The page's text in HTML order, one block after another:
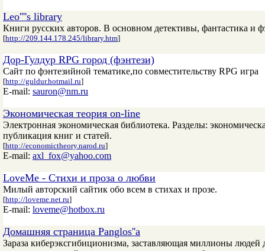
Leo''''s library
Книги русских авторов. В основном детективы, фантастика и
[http://209.144.178.245/library.htm]
Дор-Гулдур RPG город (фэнтези)
Сайт по фэнтезийной тематике,по совместительству RPG игра
[http://guldur.hotmail.ru]
E-mail: sauron@nm.ru
Экономическая теория on-line
Электронная экономическая библиотека. Разделы:
публикация книг и статей.
[http://economictheory.narod.ru]
E-mail: axl_fox@yahoo.com
LoveMe - Стихи и проза о любви
Милый авторский сайтик обо всем в стихах и прозе.
[http://loveme.net.ru]
E-mail: loveme@hotbox.ru
Домашняя страница Panglos''а
Зараза киберэксгибиционизма, заставляющая миллионы